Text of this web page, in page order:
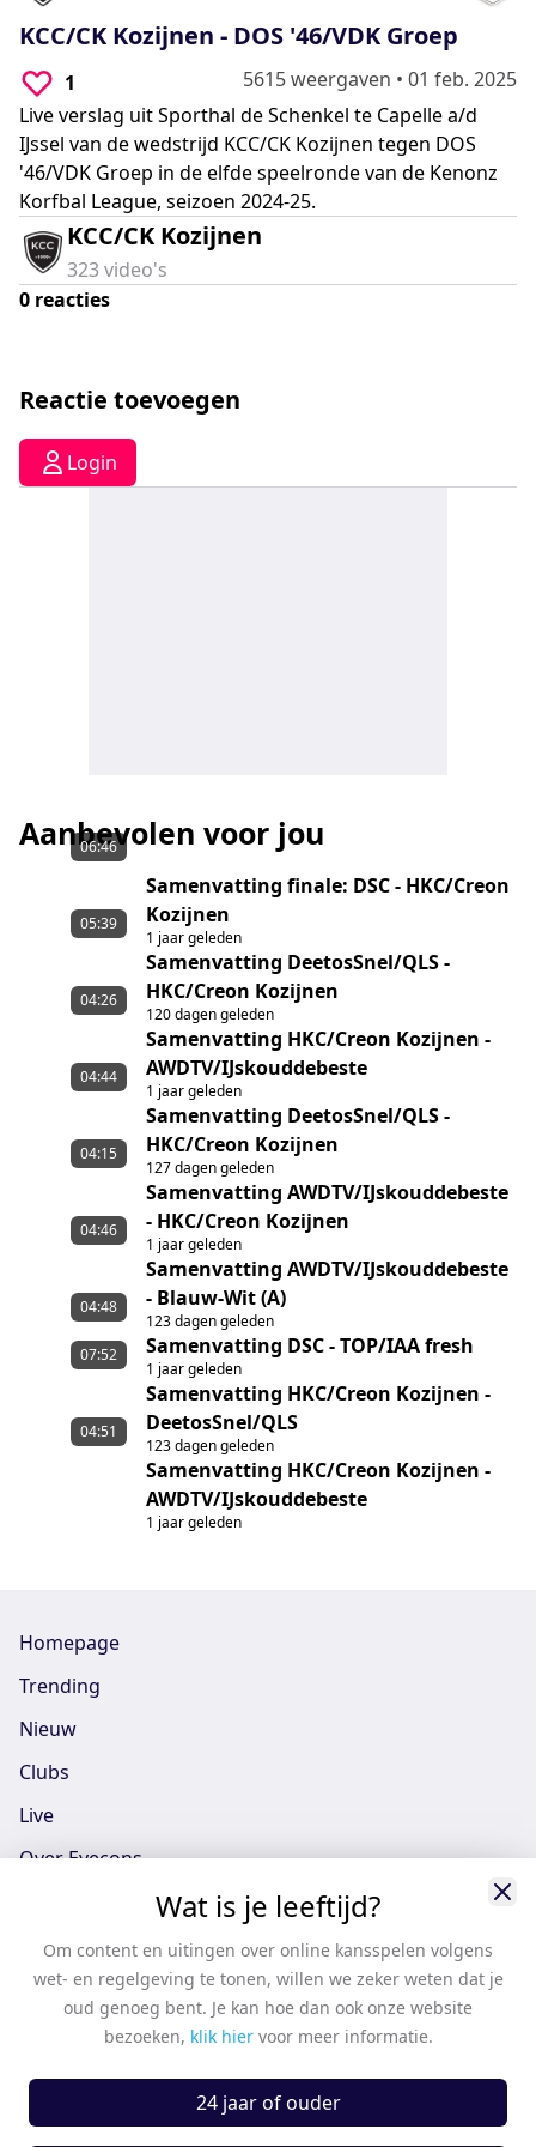
seconds
KCC/CK Kozijnen - DOS '46/VDK Groep
1 5615 weergaven • 01 feb. 2025
Live verslag uit Sporthal de Schenkel te Capelle a/d
IJssel van de wedstrijd KCC/CK Kozijnen tegen DOS
'46/VDK Groep in de elfde speelronde van de Kenonz
Korfbal League, seizoen 2024-25.
KCC/CK Kozijnen
323 video's
0 reacties
Reactie toevoegen
Login
Aanbevolen voor jou
06:46
Samenvatting finale: DSC - HKC/Creon
Kozijnen
1 jaar geleden
05:39
Samenvatting DeetosSnel/QLS -
HKC/Creon Kozijnen
120 dagen geleden
04:26
Samenvatting HKC/Creon Kozijnen -
AWDTV/IJskouddebeste
1 jaar geleden
04:44
Samenvatting DeetosSnel/QLS -
HKC/Creon Kozijnen
127 dagen geleden
04:15
Samenvatting AWDTV/IJskouddebeste
- HKC/Creon Kozijnen
1 jaar geleden
04:46
Samenvatting AWDTV/IJskouddebeste
- Blauw-Wit (A)
123 dagen geleden
04:48
Samenvatting DSC - TOP/IAA fresh
1 jaar geleden
07:52
Samenvatting HKC/Creon Kozijnen -
DeetosSnel/QLS
123 dagen geleden
04:51
Samenvatting HKC/Creon Kozijnen -
AWDTV/IJskouddebeste
1 jaar geleden
Homepage
Trending
Nieuw
Clubs
Live
Over Eyecons
Eyecons App - iOS
Eyecons App - Android
Vacatures
Casten
Algemene voorwaarden
Wat is je leeftijd?
Om content en uitingen over online kansspelen volgens
wet- en regelgeving te tonen, willen we zeker weten dat je
oud genoeg bent. Je kan hoe dan ook onze website
bezoeken, klik hier voor meer informatie.
24 jaar of ouder